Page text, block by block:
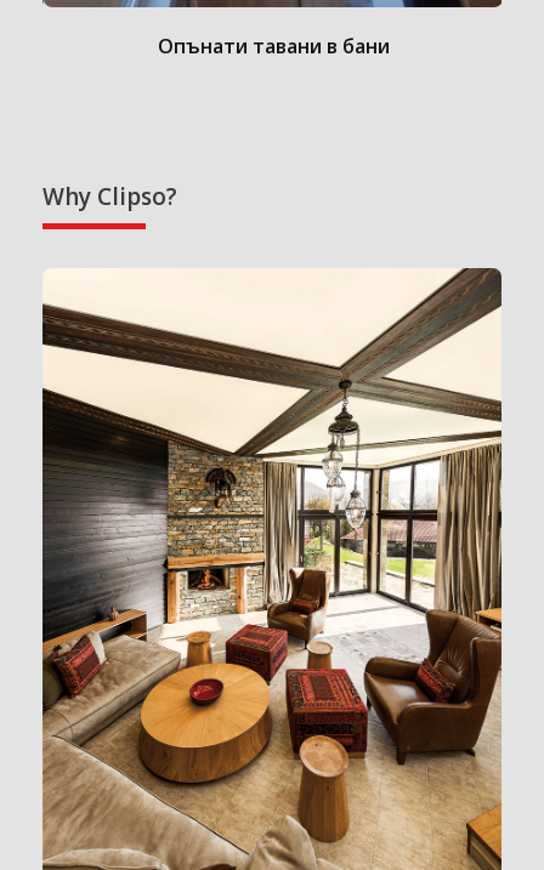
Опънати тавани в бани
Why Clipso?